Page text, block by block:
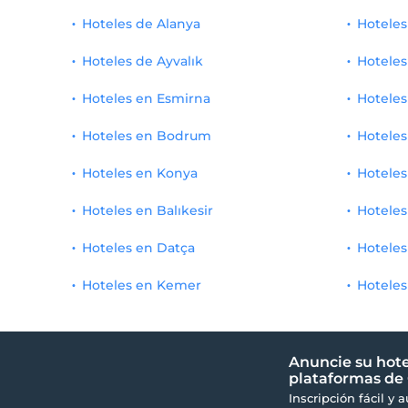
Romance / Luna de miel
Sala de desayuno
3
Suite King
Habitación familiar superior
Habitación Superior Deluxe
Suite Garden con jacuzzi
Hoteles de Alanya
Hoteles de Ayvalık
Hoteles en Esmirna
Hoteles en Bodrum
Hoteles en Konya
Hoteles en Balıkesir
Hoteles en Datça
Hoteles en Kemer
Anuncie su
plataformas de
Inscripción fácil y